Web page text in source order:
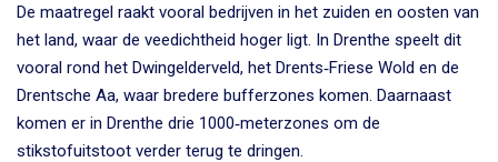
De maatregel raakt vooral bedrijven in het zuiden en oosten van
het land, waar de veedichtheid hoger ligt. In Drenthe speelt dit
vooral rond het Dwingelderveld, het Drents‑Friese Wold en de
Drentsche Aa, waar bredere bufferzones komen. Daarnaast
komen er in Drenthe drie 1000‑meterzones om de
stikstofuitstoot verder terug te dringen.